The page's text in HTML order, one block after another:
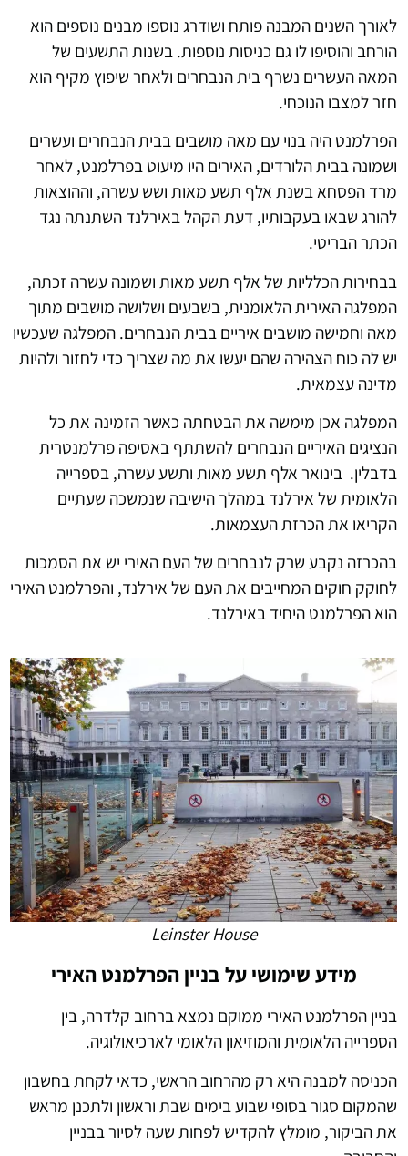
לאורך השנים המבנה פותח ושודרג נוספו מבנים נוספים הוא
הורחב והוסיפו לו גם כניסות נוספות. בשנות התשעים של
המאה העשרים נשרף בית הנבחרים ולאחר שיפוץ מקיף הוא
חזר למצבו הנוכחי.
הפרלמנט היה בנוי עם מאה מושבים בבית הנבחרים ועשרים
ושמונה בבית הלורדים, האירים היו מיעוט בפרלמנט, לאחר
מרד הפסחא בשנת אלף תשע מאות ושש עשרה, וההוצאות
להורג שבאו בעקבותיו, דעת הקהל באירלנד השתנתה נגד
הכתר הבריטי.
בבחירות הכלליות של אלף תשע מאות ושמונה עשרה זכתה,
המפלגה האירית הלאומנית, בשבעים ושלושה מושבים מתוך
מאה וחמישה מושבים איריים בבית הנבחרים. המפלגה שעכשיו
יש לה כוח הצהירה שהם יעשו את מה שצריך כדי לחזור ולהיות
מדינה עצמאית.
המפלגה אכן מימשה את הבטחתה כאשר הזמינה את כל
הנציגים האיריים הנבחרים להשתתף באסיפה פרלמנטרית
בדבלין. בינואר אלף תשע מאות ותשע עשרה, בספרייה
הלאומית של אירלנד במהלך הישיבה שנמשכה שעתיים
הקריאו את הכרזת העצמאות.
בהכרזה נקבע שרק לנבחרים של העם האירי יש את הסמכות
לחוקק חוקים המחייבים את העם של אירלנד, והפרלמנט האירי
הוא הפרלמנט היחיד באירלנד.
Leinster House
מידע שימושי על בניין הפרלמנט האירי
בניין הפרלמנט האירי ממוקם נמצא ברחוב קלדרה, בין
הספרייה הלאומית והמוזיאון הלאומי לארכיאולוגיה.
הכניסה למבנה היא רק מהרחוב הראשי, כדאי לקחת בחשבון
שהמקום סגור בסופי שבוע בימים שבת וראשון ולתכנן מראש
את הביקור, מומלץ להקדיש לפחות שעה לסיור בבניין